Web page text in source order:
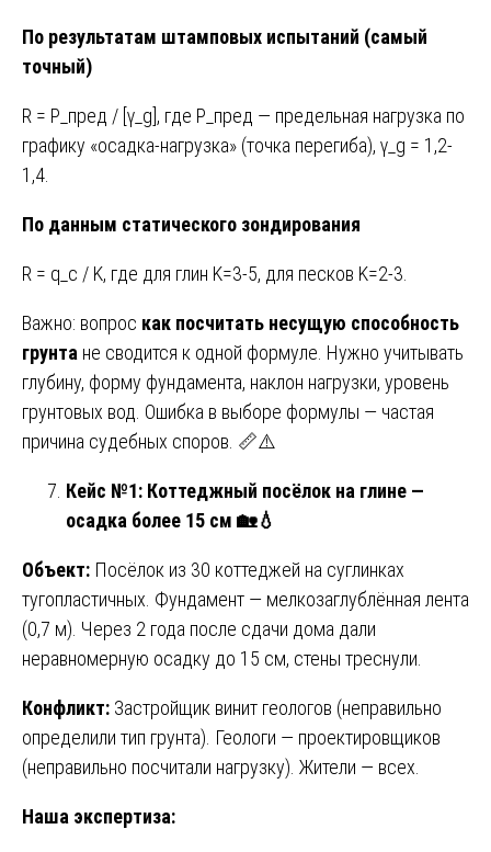
По результатам штамповых испытаний (самый
точный)
R = P_пред / [γ_g], где P_пред — предельная нагрузка по
графику «осадка-нагрузка» (точка перегиба), γ_g = 1,2-
1,4.
По данным статического зондирования
R = q_c / K, где для глин K=3-5, для песков K=2-3.
Важно: вопрос как посчитать несущую способность
грунта не сводится к одной формуле. Нужно учитывать
глубину, форму фундамента, наклон нагрузки, уровень
грунтовых вод. Ошибка в выборе формулы — частая
причина судебных споров. 📏⚠️
Кейс №1: Коттеджный посёлок на глине —
осадка более 15 см 🏡💧
Объект: Посёлок из 30 коттеджей на суглинках
тугопластичных. Фундамент — мелкозаглублённая лента
(0,7 м). Через 2 года после сдачи дома дали
неравномерную осадку до 15 см, стены треснули.
Конфликт: Застройщик винит геологов (неправильно
определили тип грунта). Геологи — проектировщиков
(неправильно посчитали нагрузку). Жители — всех.
Наша экспертиза: